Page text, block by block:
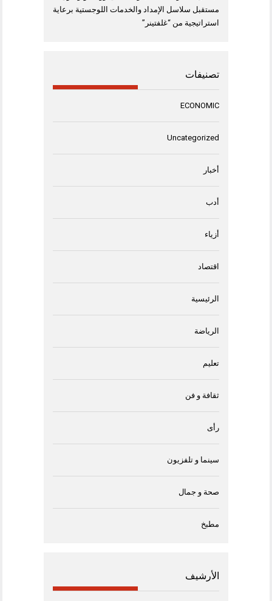
مستقبل سلاسل الإمداد والخدمات اللوجستية برعاية
استراتيجية من “غلفتينر”
تصنيفات
ECONOMIC
Uncategorized
أخبار
أدب
أزياء
اقتصاد
الرئيسية
الرياضة
تعليم
ثقافة و فن
رأى
سينما و تلفزيون
صحة و جمال
مطبخ
الأرشيف